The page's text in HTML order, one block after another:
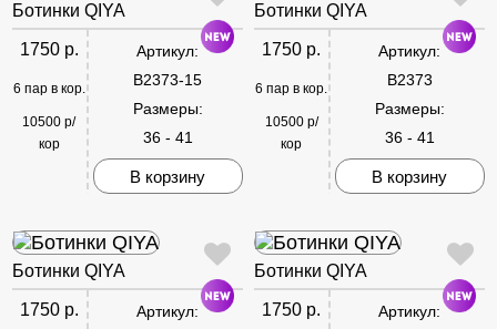
Ботинки QIYA
1750 р.
6 пар в кор.
10500 р/
кор
Артикул:
B2373-15
Размеры:
36 - 41
В корзину
Ботинки QIYA
1750 р.
6 пар в кор.
10500 р/
кор
Артикул:
B2373
Размеры:
36 - 41
В корзину
Ботинки QIYA
1750 р.
Артикул:
Ботинки QIYA
1750 р.
Артикул: